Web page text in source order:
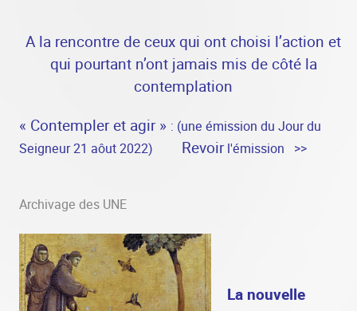
A la rencontre de ceux qui ont choisi l’action et
qui pourtant n’ont jamais mis de côté la
contemplation
« Contempler et agir » : (une émission du Jour du
Seigneur 21 aôut 2022)
Revoirl'émission >>
Archivage des UNE
La nouvelle